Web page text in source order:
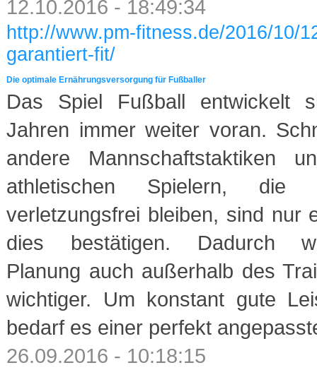
12.10.2016 - 18:49:34
http://www.pm-fitness.de/2016/10/
garantiert-fit/
Die optimale Ernährungsversorgung für Fußballer
Das Spiel Fußball entwickelt
Jahren immer weiter voran.
andere Mannschaftstaktiken
athletischen Spielern,
verletzungsfrei bleiben, sind nur
dies bestätigen. Dadurch
Planung auch außerhalb des
wichtiger. Um konstant gute
bedarf es einer perfekt
26.09.2016 - 10:18:15